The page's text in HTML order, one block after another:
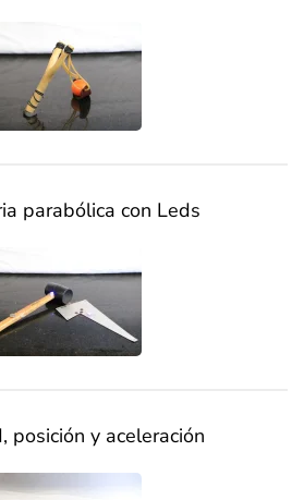
parabólica con Leds
posición y aceleración